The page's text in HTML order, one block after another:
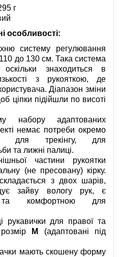
г
особливості:
систему регулювання
до 130 см. Така система
знаходиться в
з рукояткою, де
Діапазон зміни
ціпки підійшли по висоті
набору адаптованих
немає потреби окремо
для трекінгу, для
та лижні палиці.
частини рукоятки
(не пресовану) кірку.
з двох шарів,
зайву вологу рук, є
та комфортною для
рукавички для правої та
M
(адаптовані під
мають скошену форму